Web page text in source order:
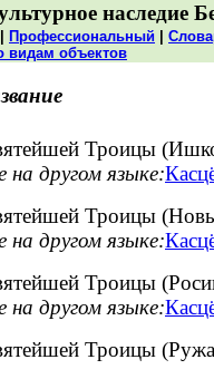
наследие
Профессиональный
видам объектов
Троицы
другом языке:
Троицы
другом языке:
Троицы
другом языке:
Троицы